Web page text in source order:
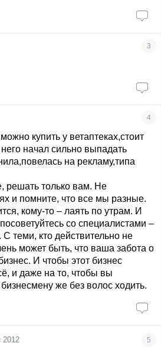
3
4
купить у ветаптеках,стоит
начал сильно выпадать
на рекламу,типа
решать только вам. Не
и помните, что все мы разные.
кому-то – лаять по утрам. И
со специалистами –
теми, кто действительно не
может быть, что ваша забота о
И чтобы этот бизнес
и даже на то, чтобы вы
же без волос ходить.
2012 5